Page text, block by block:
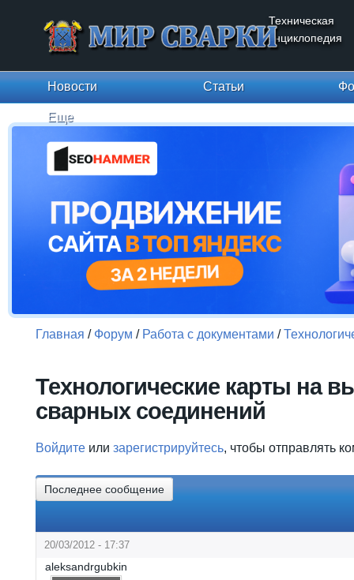
Техническая
энциклопедия
Новости Статьи
Еще
Главная / Форум / Работа с документами /
Технологические карты на
сварных соединений
Войдите или зарегистрируйтесь, чтобы отправлять
Последнее сообщение
20/03/2012 - 17:37
aleksandrgubkin